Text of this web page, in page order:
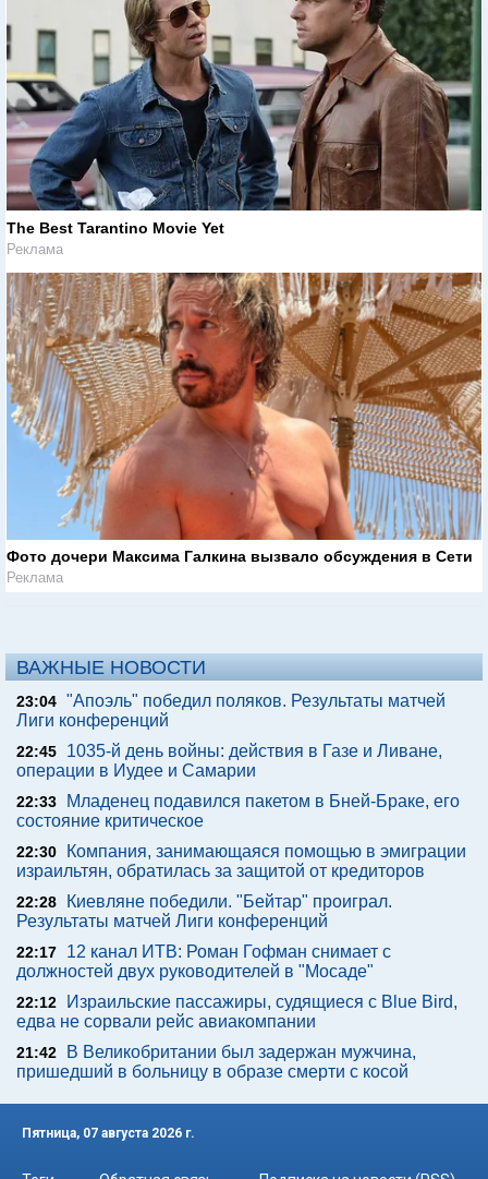
The Best Tarantino Movie Yet
Реклама
Фото дочери Максима Галкина вызвало обсуждения в Сети
Реклама
ВАЖНЫЕ НОВОСТИ
23:04 "Апоэль" победил поляков. Результаты матчей
Лиги конференций
22:45
1035-й день войны: действия в Газе и Ливане,
операции в Иудее и Самарии
22:33
Младенец подавился пакетом в Бней-Браке, его
состояние критическое
22:30
Компания, занимающаяся помощью в эмиграции
израильтян, обратилась за защитой от кредиторов
22:28
Киевляне победили. "Бейтар" проиграл.
Результаты матчей Лиги конференций
22:17
12 канал ИТВ: Роман Гофман снимает с
должностей двух руководителей в "Мосаде"
22:12
Израильские пассажиры, судящиеся с Blue Bird,
едва не сорвали рейс авиакомпании
21:42
В Великобритании был задержан мужчина,
пришедший в больницу в образе смерти с косой
Пятница, 07 августа 2026 г.